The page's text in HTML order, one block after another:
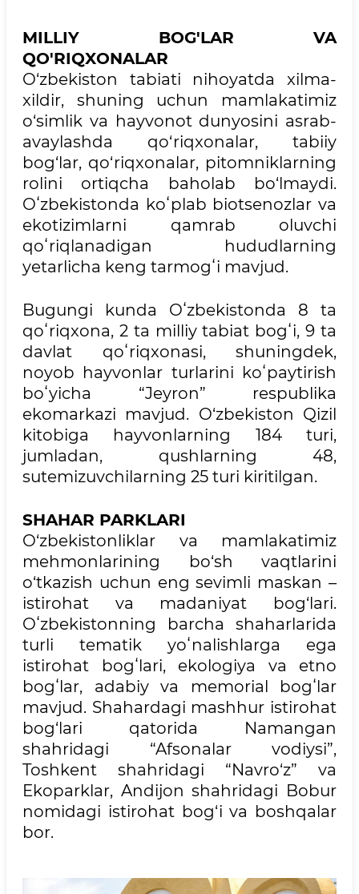
MILLIY BOG'LAR VA
QO'RIQXONALAR
O‘zbekiston tabiati nihoyatda xilma-
xildir, shuning uchun mamlakatimiz
o‘simlik va hayvonot dunyosini asrab-
avaylashda qo‘riqxonalar, tabiiy
bog‘lar, qo‘riqxonalar, pitomniklarning
rolini ortiqcha baholab bo‘lmaydi.
Oʻzbekistonda koʻplab biotsenozlar va
ekotizimlarni qamrab oluvchi
qoʻriqlanadigan hududlarning
yetarlicha keng tarmogʻi mavjud.
Bugungi kunda Oʻzbekistonda 8 ta
qoʻriqxona, 2 ta milliy tabiat bogʻi, 9 ta
davlat qoʻriqxonasi, shuningdek,
noyob hayvonlar turlarini koʻpaytirish
boʻyicha “Jeyron” respublika
ekomarkazi mavjud. O‘zbekiston Qizil
kitobiga hayvonlarning 184 turi,
jumladan, qushlarning 48,
sutemizuvchilarning 25 turi kiritilgan.
SHAHAR PARKLARI
O‘zbekistonliklar va mamlakatimiz
mehmonlarining bo‘sh vaqtlarini
o‘tkazish uchun eng sevimli maskan –
istirohat va madaniyat bog‘lari.
Oʻzbekistonning barcha shaharlarida
turli tematik yoʻnalishlarga ega
istirohat bogʻlari, ekologiya va etno
bogʻlar, adabiy va memorial bogʻlar
mavjud. Shahardagi mashhur istirohat
bog‘lari qatorida Namangan
shahridagi “Afsonalar vodiysi”,
Toshkent shahridagi “Navro‘z” va
Ekoparklar, Andijon shahridagi Bobur
nomidagi istirohat bog‘i va boshqalar
bor.